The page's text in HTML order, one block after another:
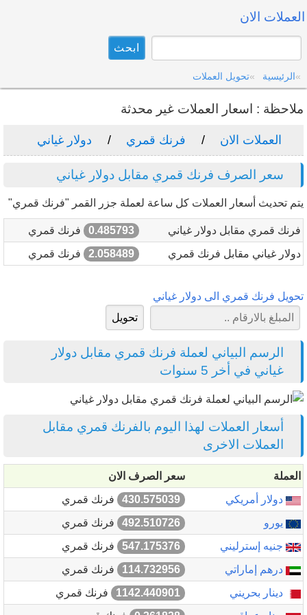
العملات الان
الرئيسية تحويل العملات
ملاحظة : اسعار العملات غير محدثة
العملات الان فرنك قمري دولار غياني
سعر الصرف فرنك قمري مقابل دولار غياني
يتم تحديث أسعار العملات كل ساعة لعملة جزر القمر "فرنك قمري"
فرنك قمري مقابل دولار غياني 0.485793
فرنك قمري
دولار غياني مقابل فرنك قمري
2.058489 فرنك قمري
تحويل فرنك قمري الى دولار غياني
الرسم البياني لعملة فرنك قمري مقابل دولار
غياني في أخر 5 سنوات
أسعار العملات لهذا اليوم بالفرنك قمري مقابل
العملات الاخرى
العملة
سعر الصرف الان
دولار أمريكي
430.575039
فرنك قمري
يورو
492.510726
فرنك قمري
جنيه إسترليني
547.175376
فرنك قمري
درهم إماراتي
114.732956
فرنك قمري
دينار بحريني
1142.440901
فرنك قمري